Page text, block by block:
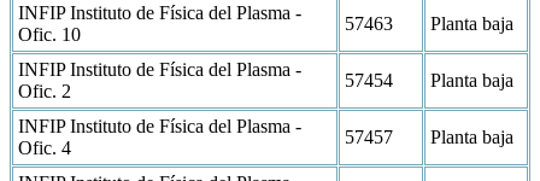
INFIP Instituto de Física del Plasma -
Ofic. 10
57463 Planta baja
INFIP Instituto de Física del Plasma -
Ofic. 2
57454 Planta baja
INFIP Instituto de Física del Plasma -
Ofic. 4
57457 Planta baja